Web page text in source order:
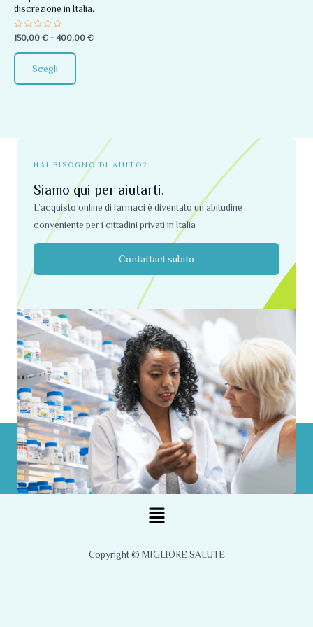
discrezione in Italia.
Valutato
0
su
5
150,00 € - 400,00 €
Scegli
essere
scelte
del
HAI BISOGNO DI AIUTO?
Siamo qui per aiutarti.
L’acquisto online di farmaci è diventato un’abitudine
conveniente per i cittadini privati ​​in Italia
Contattaci subito
Menu
Copyright © MIGLIORE SALUTE